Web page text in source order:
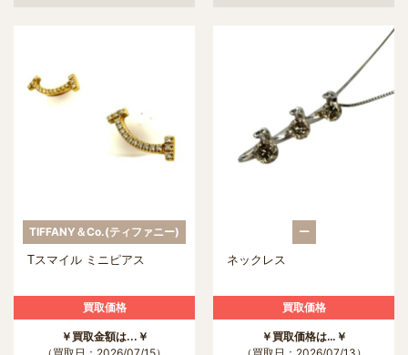
TIFFANY＆Co.(ティファニー)
Tスマイル ミニピアス
買取価格
￥買取金額は...￥
ー
ネックレス
買取価格
￥買取価格は…￥